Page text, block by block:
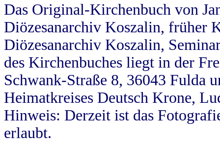
Das Original-Kirchenbuch von
Diözesanarchiv Koszalin, früher
Diözesanarchiv Koszalin,
des Kirchenbuches liegt in der
Schwank-Straße 8, 36043 Fulda
Heimatkreises Deutsch Krone,
Hinweis: Derzeit ist das
erlaubt.